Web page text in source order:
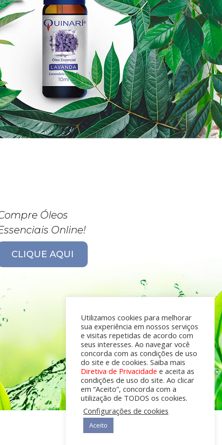
Óleos
Online!
CLIQUE AQUI
Utilizamos cookies para melhorar
sua experiência em nossos serviços
e visitas repetidas de acordo com
seus interesses. Ao navegar você
concorda com as condições de uso
do site e de cookies. Saiba mais
Diretiva de Privacidade e aceita as
condições de uso do site. Ao clicar
em “Aceito”, concorda com a
utilização de TODOS os cookies.
Configurações de cookies
Aceito